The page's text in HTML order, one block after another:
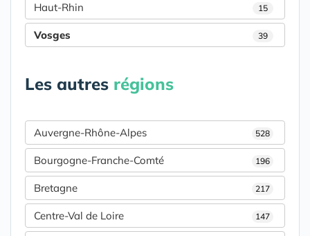
Haut-Rhin 15
Vosges 39
Les autres régions
Auvergne-Rhône-Alpes 528
Bourgogne-Franche-Comté 196
Bretagne 217
Centre-Val de Loire 147